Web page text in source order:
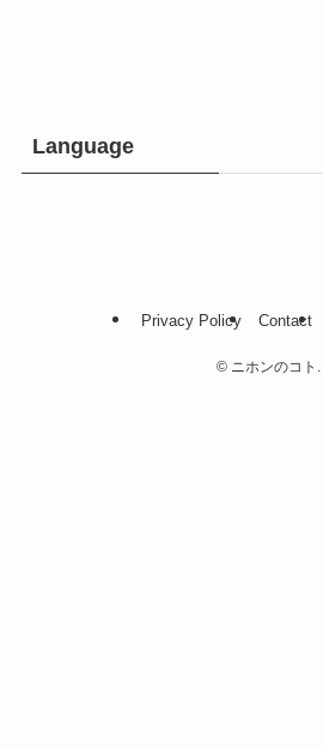
Language
Privacy Policy Contact
©ニホンのコト.